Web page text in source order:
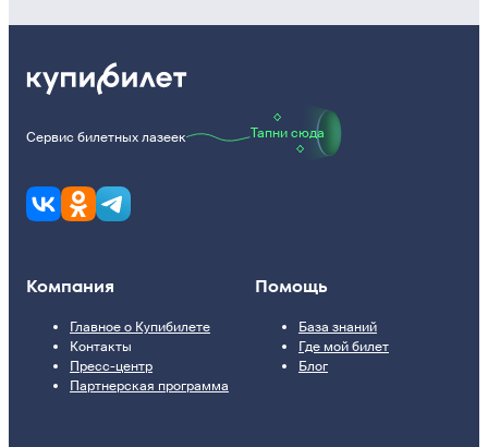
Сервис билетных лазеек Тапни сюда
Компания
Главное о Купибилете
Контакты
Пресс-центр
Партнерская программа
Помощь
База знаний
Где мой билет
Блог